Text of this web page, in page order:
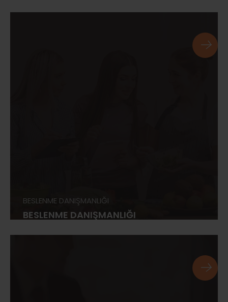
BESLENME DANIŞMANLIĞI
BESLENME DANIŞMANLIĞI